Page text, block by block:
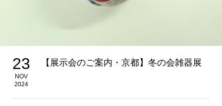
23
NOV
2024
【展示会のご案内・京都】冬の会雑器展